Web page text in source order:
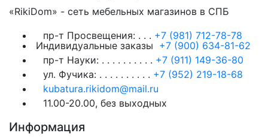
«RikiDom» - сеть мебельных магазинов в СПБ
пр-т Просвещения: . . . +7 (981) 712-78-78
Индивидуальные заказы +7 (900) 634-81-62
пр-т Науки: . . . . . . . . . . +7 (911) 149-36-80
ул. Фучика: . . . . . . . . . . +7 (952) 219-18-68
kubatura.rikidom@mail.ru
11.00-20.00, без выходных
Информация